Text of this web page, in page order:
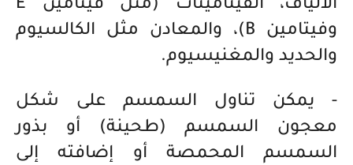
الألياف، الفيتامينات (مثل فيتامين E
وفيتامين B)، والمعادن مثل الكالسيوم
والحديد والمغنيسيوم.
- يمكن تناول السمسم على شكل
معجون السمسم (طحينة) أو بذور
السمسم المحمصة أو إضافته إلى